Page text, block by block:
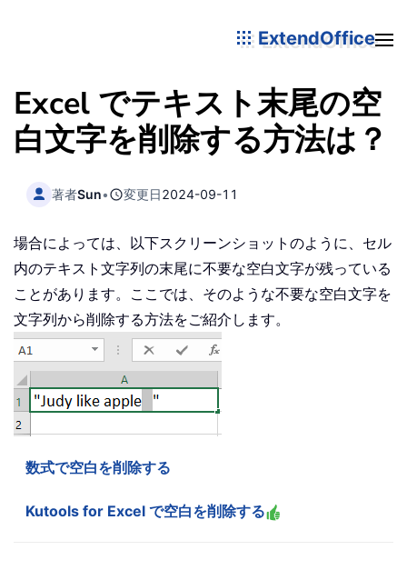
ExtendOffice
Excel でテキスト末尾の空
白文字を削除する方法は？
著者Sun• 変更日2024-09-11
場合によっては、以下スクリーンショットのように、セル
内のテキスト文字列の末尾に不要な空白文字が残っている
ことがあります。ここでは、そのような不要な空白文字を
文字列から削除する方法をご紹介します。
数式で空白を削除する
Kutools for Excel で空白を削除する